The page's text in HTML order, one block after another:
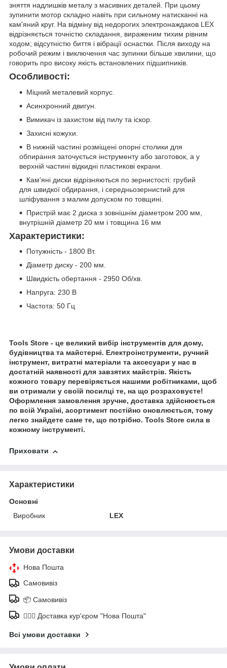
зняття надлишків металу з масивних деталей. При цьому
зупинити мотор складно навіть при сильному натисканні на
кам'яний круг. На відміну від недорогих электронаждаков LEX
відрізняється точністю складання, вираженим тихим рівним
ходом; відсутністю биття і вібрації оснастки. Після виходу на
робочий режим і виключення час зупинки більше хвилини, що
говорить про високу якість встановлених підшипників.
Особливості:
Міцний металевий корпус.
Асинхронний двигун.
Вимикач із захистом від пилу та іскор.
Захисні кожухи.
В нижній частині розміщені опорні столики для
обпирання заточується інструменту або заготовок, а у
верхній частині відкидні пластикові екрани.
Кам'яні диски відрізняються по зернистості: грубий
для швидкої обдирання, і середньозернистий для
шліфування з малим допуском по товщині.
Пристрій має 2 диска з зовнішнім діаметром 200 мм,
внутрішній діаметр 20 мм і товщина 16 мм
Характеристики:
Потужність - 1800 Вт.
Діаметр диску - 200 мм.
Швидкість обертання - 2950 Об/хв.
Напруга: 230 В
Частота: 50 Гц
Tools Store - це великий вибір інструментів для дому,
будівництва та майстерні. Електроінструменти, ручний
інструмент, витратні матеріали та аксесуари у нас в
достатній наявності для завзятих майстрів. Якість
кожного товару перевіряється нашими робітниками, щоб
ви отримали у своїй посилці те, на що розраховуєте!
Оформлення замовлення зручне, доставка здійснюється
по всій Україні, асортимент постійно оновлюється, тому
легко знайдете саме те, що потрібно. Tools Store сила в
кожному інструменті.
Приховати
Характеристики
Основні
Виробник
LEX
Умови доставки
Нова Пошта
Самовивіз
📦 Самовивіз
🚶🏼‍♂️ Доставка кур'єром "Нова Пошта"
Всі умови доставки